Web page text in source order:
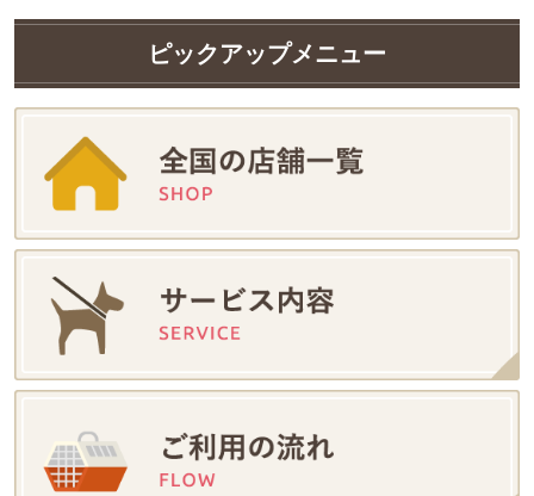
ピックアップメニュー